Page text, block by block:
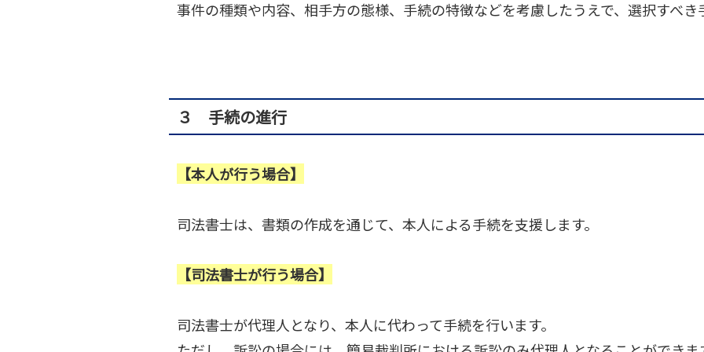
事件の種類や内容、相手方の態様、手続の特徴などを考慮したうえで、選択すべき
３ 手続の進行
【本人が行う場合】
司法書士は、書類の作成を通じて、本人による手続を支援します。
【司法書士が行う場合】
司法書士が代理人となり、本人に代わって手続を行います。